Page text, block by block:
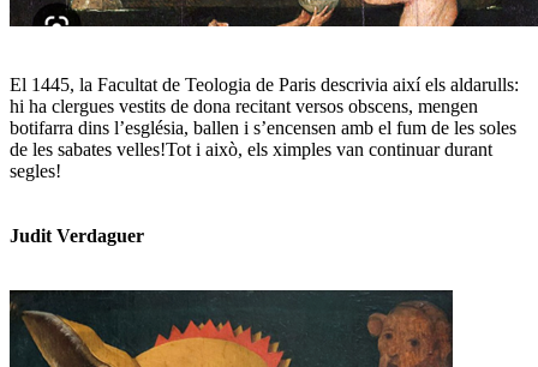
El 1445, la Facultat de Teologia de Paris descrivia així els aldarulls:
hi ha clergues vestits de dona recitant versos obscens, mengen
botifarra dins l’església, ballen i s’encensen amb el fum de les soles
de les sabates velles!Tot i això, els ximples van continuar durant
segles!
Judit Verdaguer